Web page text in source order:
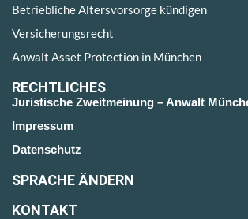
Betriebliche Altersvorsorge kündigen
Versicherungsrecht
Anwalt Asset Protection in München
RECHTLICHES
Juristische Zweitmeinung – Anwalt
Impressum
Datenschutz
SPRACHE ÄNDERN
KONTAKT